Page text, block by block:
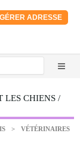
ADRESSE
LES CHIENS /
> VÉTÉRINAIRES